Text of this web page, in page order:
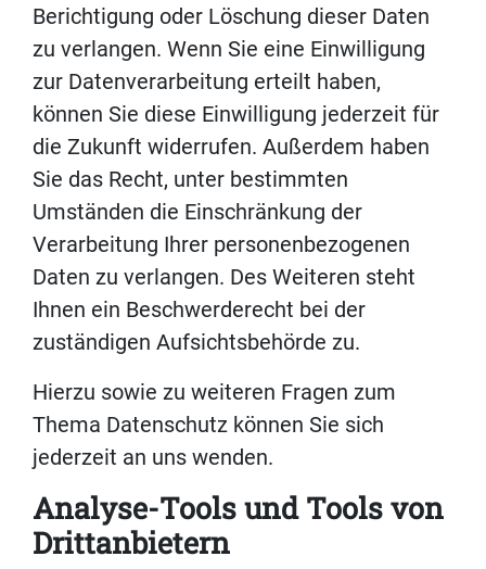
Berichtigung oder Löschung dieser Daten
zu verlangen. Wenn Sie eine Einwilligung
zur Datenverarbeitung erteilt haben,
können Sie diese Einwilligung jederzeit für
die Zukunft widerrufen. Außerdem haben
Sie das Recht, unter bestimmten
Umständen die Einschränkung der
Verarbeitung Ihrer personenbezogenen
Daten zu verlangen. Des Weiteren steht
Ihnen ein Beschwerderecht bei der
zuständigen Aufsichtsbehörde zu.
Hierzu sowie zu weiteren Fragen zum
Thema Datenschutz können Sie sich
jederzeit an uns wenden.
Analyse-Tools und Tools von
Dritt­anbietern